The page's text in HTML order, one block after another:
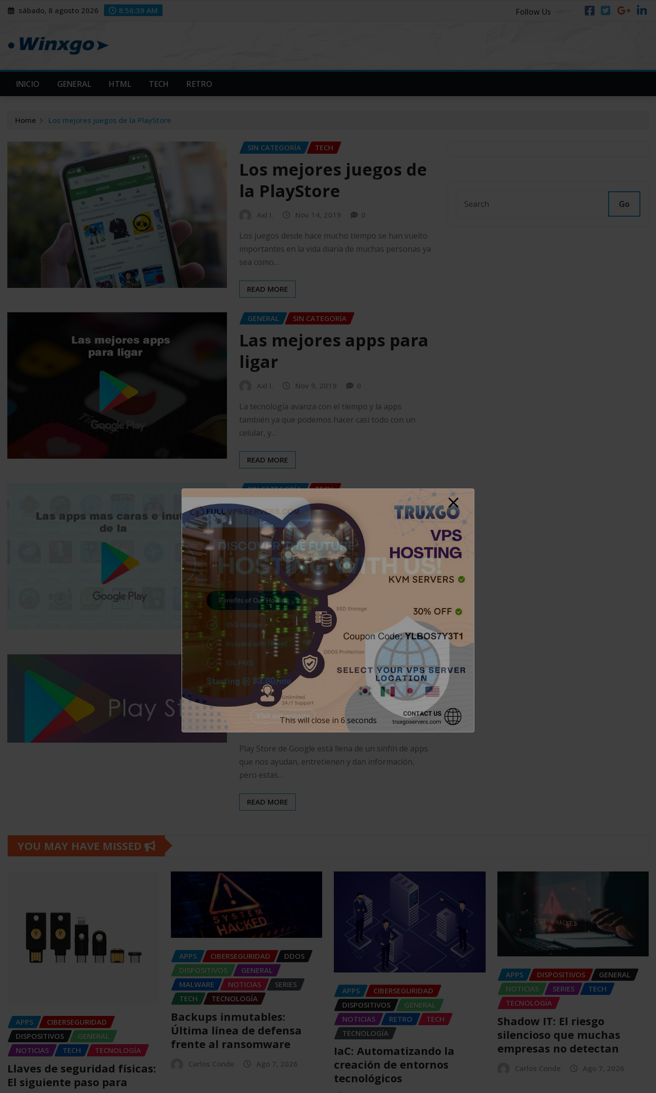
Skip sábado, 8 agosto 2026 8:56:40 AM Follow Us
INICIO GENERAL HTML TECH RETRO
Home Los mejores juegos de la PlayStore
SIN CATEGORÍA TECH
Los mejores juegos de
la PlayStore
Axl I. Nov 14, 2019 0
Los juegos desde hace mucho tiempo se han vuelto
importantes en la vida diaria de muchas personas ya
sea como…
READ MORE
GENERAL SIN CATEGORÍA
Las mejores apps para
ligar
Axl I. Nov 9, 2019 0
La tecnología avanza con el tiempo y la apps
también ya que podemos hacer casi todo con un
celular, y…
READ MORE
SIN CATEGORÍA TECH
Apps inútiles y caras
en la PlayStore
Axl I. Nov 9, 2019 0
Las apps son muy importantes en nuestra vida
diaria ya que todo el tiempo usamos el celular ,y nos
facilitan…
READ MORE
SIN CATEGORÍA TECH
apps que no estan en
play store
Nov 5, 2019
Play Store de Google está llena de un sinfín de apps
que nos ayudan, entretienen y dan información,
pero estas…
READ MORE
Go
YOU MAY HAVE MISSED
APPS
CIBERSEGURIDAD
DISPOSITIVOS
GENERAL
NOTICIAS
TECH TECNOLOGÍA
Llaves de seguridad físicas:
El siguiente paso para
APPS CIBERSEGURIDAD
DDOS
DISPOSITIVOS
GENERAL
MALWARE
NOTICIAS
SERIES
TECH
TECNOLOGÍA
Backups inmutables:
Última línea de defensa
frente al ransomware
Carlos Conde Ago 7, 2026
APPS
CIBERSEGURIDAD
DISPOSITIVOS
GENERAL
NOTICIAS
RETRO
TECH
TECNOLOGÍA
IaC: Automatizando la
creación de entornos
tecnológicos
APPS DISPOSITIVOS
GENERAL
NOTICIAS
SERIES
TECH
TECNOLOGÍA
Shadow IT: El riesgo
silencioso que muchas
empresas no detectan
Carlos Conde Ago 7, 2026
modal-check
This will close in 5seconds
modal-check